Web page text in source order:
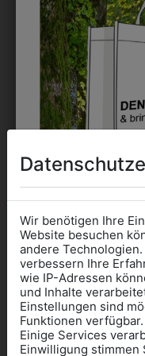
DAS
AUCH
Wir benötigen Ihre
Website besuchen
andere
verbessern Ihre
wie IP-Adressen
und Inhalte
Einstellungen sind
Funktionen verfügbar.
Einige Services
Einwilligung stimmen
Kleidung
für die